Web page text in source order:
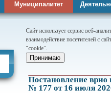
Муниципалитет
Сайт использует сервис веб-
взаимодействие посетителей с
"cookie".
Принимаю
Постановление
№ 177 от 16 июля